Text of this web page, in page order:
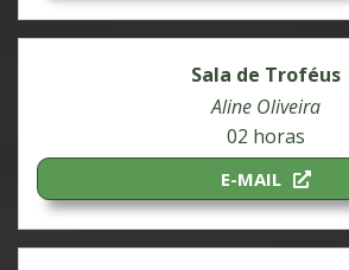
Sala de Troféus
Aline Oliveira
02 horas
E-MAIL